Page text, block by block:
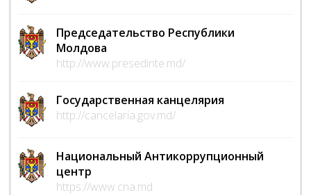
Председательство Республики
Молдова
http://www.presedinte.md/
Государственная канцелярия
http://cancelaria.gov.md/
Национальный Антикоррупционный
центр
https://www.cna.md